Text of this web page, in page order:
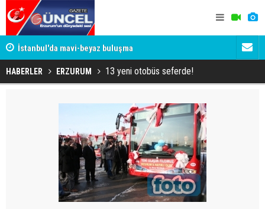
İstanbul'da mavi-beyaz buluşma
HABERLER ERZURUM 13 yeni otobüs seferde!